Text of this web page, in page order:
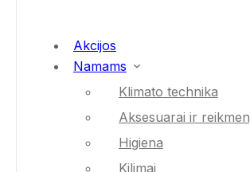
Akcijos
Namams
Klimato technika
Aksesuarai ir
Higiena
Kilimai